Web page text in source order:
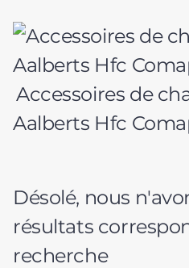
Accessoires de
Aalberts Hfc
Désolé, nous
résultats
recherche